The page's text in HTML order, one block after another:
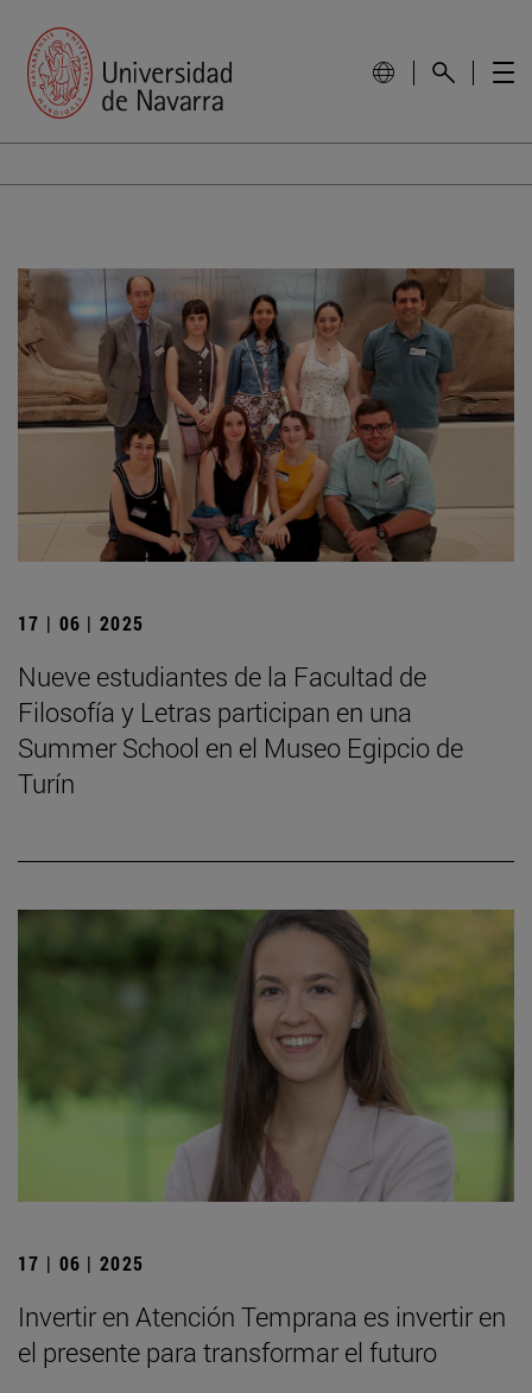
17 | 06 | 2025
Nueve estudiantes de la Facultad de
Filosofía y Letras participan en una
Summer School en el Museo Egipcio de
Turín
17 | 06 | 2025
Invertir en Atención Temprana es invertir en
el presente para transformar el futuro